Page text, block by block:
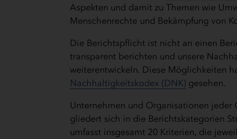
Aspekten und damit zu Themen wie
Menschenrechte und Bekämpfung von
Die Berichtspflicht ist nicht an einen
transparent berichten und unsere
weiterentwickeln. Diese Möglichkeiten
Nachhaltigkeitskodex (DNK) gesehen.
Unternehmen und Organisationen jeder
gliedert sich in die Berichtskategorien
umfasst insgesamt 20 Kriterien, die